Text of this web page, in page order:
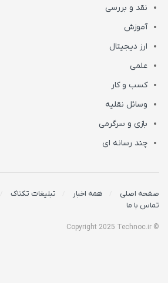
نقد و بررسی
آموزش
ارز دیجیتال
علمی
کسب و کار
وسائل نقلیه
بازی و سرگرمی
چند رسانه ای
صفحه اصلی همه اخبار تبلیغات تکناک
تماس با ما
© Copyright 2025 Technoc.ir